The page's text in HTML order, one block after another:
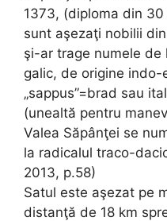
1373, (diploma din
sunt aşezaţi nobilii
şi-ar trage numele
galic, de origine indo-
„sappus”=brad sau
(unealtă pentru
Valea Săpânţei se
la radicalul traco-
2013, p.58)
Satul este aşezat pe
distanţă de 18 km